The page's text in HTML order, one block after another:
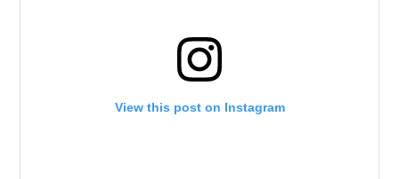
View this post on Instagram